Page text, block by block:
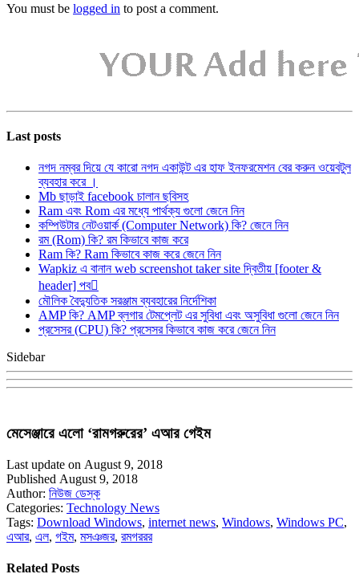
You must be logged in to post a comment.
Last posts
নগদ নম্বর দিয়ে যে কারো নগদ একাউন্ট এর হাফ ইনফরমেশন বের করুন ওয়েবটুল
ব্যবহার করে ।
Mb ছাড়াই facebook চালান ছবিসহ
Ram এবং Rom এর মধ্যে পার্থক্য গুলো জেনে নিন
কম্পিউটার নেটওয়ার্ক (Computer Network) কি? জেনে নিন
রম (Rom) কি? রম কিভাবে কাজ করে
Ram কি? Ram কিভাবে কাজ করে জেনে নিন
Wapkiz এ বানান web screenshot taker site দ্বিতীয় [footer &
header] পব
মৌলিক বৈদ্যুতিক সরঞ্জাম ব্যবহারের নির্দেশিকা
AMP কি? AMP ব্লগার টেমপ্লেট এর সুবিধা এবং অসুবিধা গুলো জেনে নিন
প্রসেসর (CPU) কি? প্রসেসর কিভাবে কাজ করে জেনে নিন
Sidebar
মেসেঞ্জারে এলো ‘রামগরুরের’ এআর গেইম
Last update on August 9, 2018
Published August 9, 2018
Author: নিউজ ডেস্ক
Categories: Technology News
Tags: Download Windows, internet news, Windows, Windows PC,
এআর, এল, গইম, মসঞজর, রমগররর
Related Posts